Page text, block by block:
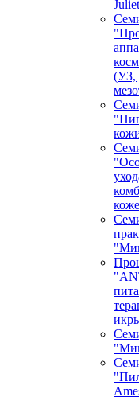
(УЗ,